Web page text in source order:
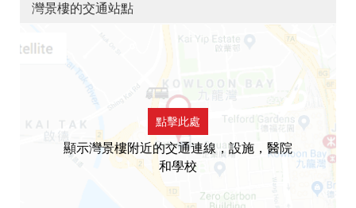
灣景樓的交通站點
點擊此處
顯示灣景樓附近的交通連線，設施，醫院
和學校